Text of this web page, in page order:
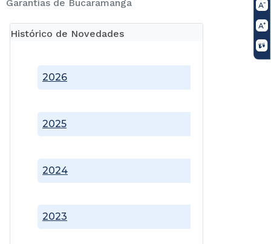
Garantías de Bucaramanga
Histórico de Novedades
2023
2024
2025
2026